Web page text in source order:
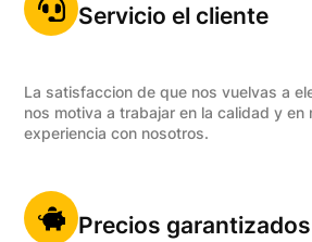
Servicio el cliente
La satisfaccion de que nos vuelvas a
nos motiva a trabajar en la calidad y en
experiencia con nosotros.
Precios garantizados